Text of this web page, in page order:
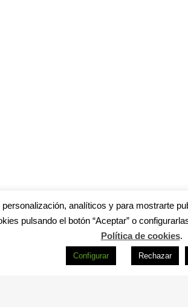
analíticos y para mostrarte
pulsando el botón “Aceptar” o
Política de cookies.
Configurar Rechazar